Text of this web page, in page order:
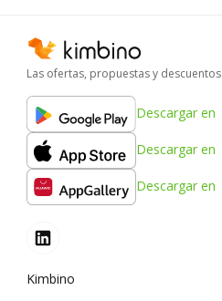
Las ofertas, propuestas y descuentos
Descargar en
Descargar en
Descargar en
Kimbino